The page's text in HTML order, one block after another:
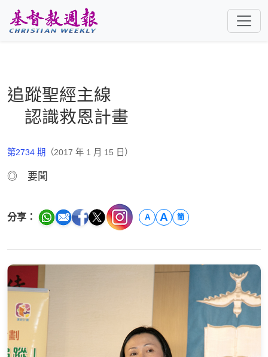
追蹤聖經主線
認識救恩計畫
第2734 期 （2017 年 1 月 15 日）
◎ 要聞
分享： A A 簡